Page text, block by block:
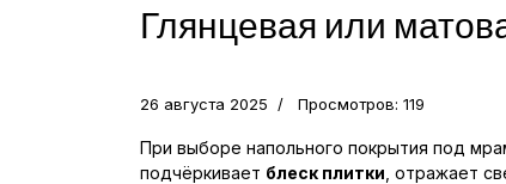
Глянцевая или
26 августа 2025 Просмотров: 119
При выборе напольного покрытия под
подчёркивает блеск плитки , отражает